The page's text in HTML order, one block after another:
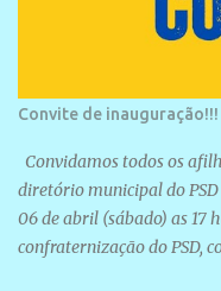
Convite de inauguração!!!
Convidamos todos os
diretório municipal do
06 de abril (sábado) as 17
confraternização do PSD,